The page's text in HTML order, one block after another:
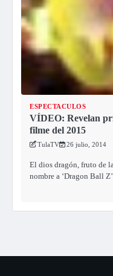
ESPECTACULOS
VÍDEO: Revelan
filme del 2015
TulaTV 26 julio, 2014
El dios dragón, fruto de
nombre a ‘Dragon Ball